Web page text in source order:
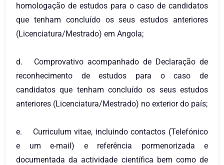
homologação de estudos para o caso de candidatos
que tenham concluído os seus estudos anteriores
(Licenciatura/Mestrado) em Angola;
d.
Comprovativo acompanhado de Declaração de
reconhecimento de estudos para o caso de
candidatos que tenham concluído os seus estudos
anteriores (Licenciatura/Mestrado) no exterior do país;
e.
Curriculum vitae, incluindo contactos (Telefónico
e um e-mail) e referência pormenorizada e
documentada da actividade científica bem como de